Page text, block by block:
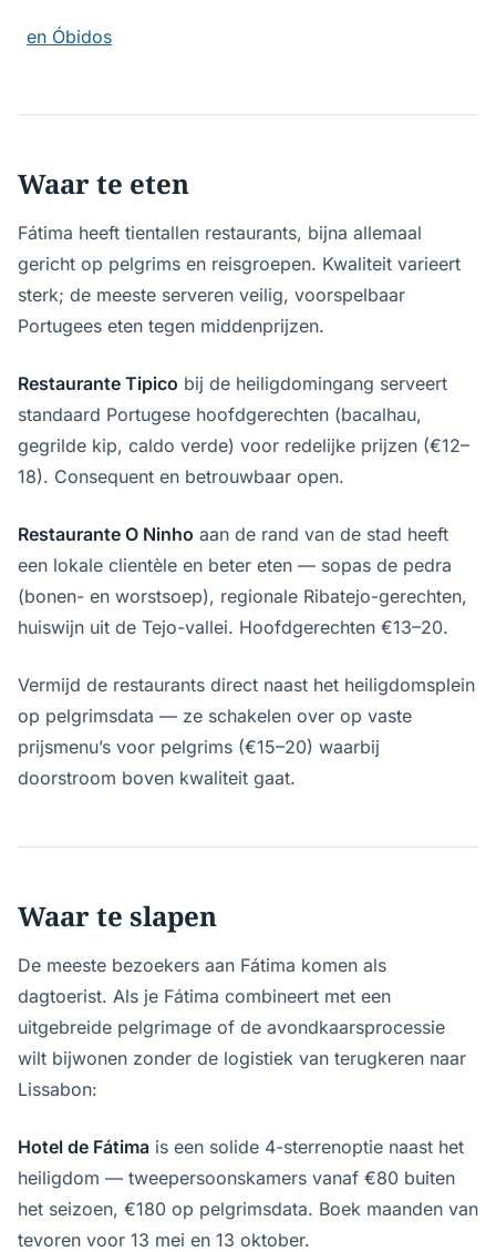
en Óbidos
Waar te eten
Fátima heeft tientallen restaurants, bijna allemaal
gericht op pelgrims en reisgroepen. Kwaliteit varieert
sterk; de meeste serveren veilig, voorspelbaar
Portugees eten tegen middenprijzen.
Restaurante Tipico bij de heiligdomingang serveert
standaard Portugese hoofdgerechten (bacalhau,
gegrilde kip, caldo verde) voor redelijke prijzen (€12–
18). Consequent en betrouwbaar open.
Restaurante O Ninho aan de rand van de stad heeft
een lokale clientèle en beter eten — sopas de pedra
(bonen- en worstsoep), regionale Ribatejo-gerechten,
huiswijn uit de Tejo-vallei. Hoofdgerechten €13–20.
Vermijd de restaurants direct naast het heiligdomsplein
op pelgrimsdata — ze schakelen over op vaste
prijsmenu’s voor pelgrims (€15–20) waarbij
doorstroom boven kwaliteit gaat.
Waar te slapen
De meeste bezoekers aan Fátima komen als
dagtoerist. Als je Fátima combineert met een
uitgebreide pelgrimage of de avondkaarsprocessie
wilt bijwonen zonder de logistiek van terugkeren naar
Lissabon:
Hotel de Fátima is een solide 4-sterrenoptie naast het
heiligdom — tweepersoonskamers vanaf €80 buiten
het seizoen, €180 op pelgrimsdata. Boek maanden van
tevoren voor 13 mei en 13 oktober.